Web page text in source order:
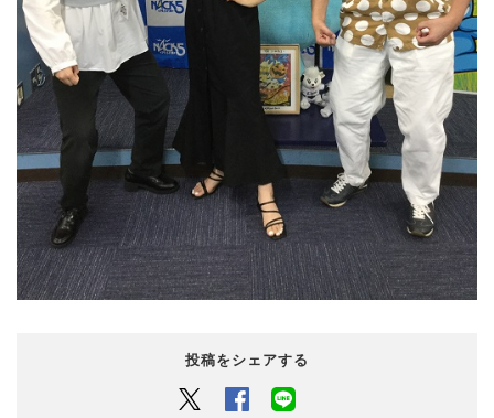
投稿をシェアする
Twitter Facebook